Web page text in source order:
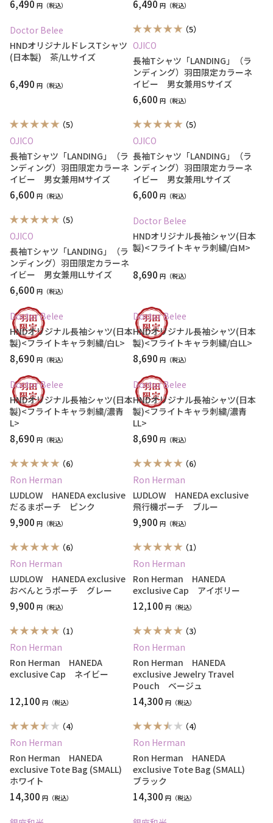
6,490 円 6,490 円
Doctor Belee
HNDオリジナルドレスTシャツ
(日本製) 茶/LLサイズ
6,490 円
（5）
OJICO
長袖Tシャツ「LANDING」（ラ
ンディング）羽田限定カラーネ
イビー 男女兼用Sサイズ
6,600 円
（5）
OJICO
長袖Tシャツ「LANDING」（ラ
ンディング）羽田限定カラーネ
イビー 男女兼用Mサイズ
6,600 円
（5）
OJICO
長袖Tシャツ「LANDING」（ラ
ンディング）羽田限定カラーネ
イビー 男女兼用Lサイズ
6,600 円
（5）
OJICO
長袖Tシャツ「LANDING」（ラ
ンディング）羽田限定カラーネ
イビー 男女兼用LLサイズ
6,600 円
Doctor Belee
HNDオリジナル長袖シャツ(日本
製)<フライトキャラ刺繍/白M>
8,690 円
Doctor Belee
HNDオリジナル長袖シャツ(日本
製)<フライトキャラ刺繍/白L>
8,690 円
Doctor Belee
HNDオリジナル長袖シャツ(日本
製)<フライトキャラ刺繍/白LL>
8,690 円
Doctor Belee
HNDオリジナル長袖シャツ(日本
製)<フライトキャラ刺繍/濃青
L>
8,690 円
Doctor Belee
HNDオリジナル長袖シャツ(日本
製)<フライトキャラ刺繍/濃青
LL>
8,690 円
（6）
Ron Herman
LUDLOW HANEDA exclusive
だるまポーチ ピンク
9,900 円
（6）
Ron Herman
LUDLOW HANEDA exclusive
飛行機ポーチ ブルー
9,900 円
（6）
Ron Herman
LUDLOW HANEDA exclusive
おべんとうポーチ グレー
9,900 円
（1）
Ron Herman
Ron Herman HANEDA
exclusive Cap アイボリー
12,100 円
（1）
Ron Herman
Ron Herman HANEDA
exclusive Cap ネイビー
12,100 円
（3）
Ron Herman
Ron Herman HANEDA
exclusive Jewelry Travel
Pouch ベージュ
14,300 円
（4）
Ron Herman
Ron Herman HANEDA
exclusive Tote Bag (SMALL)
ホワイト
14,300 円
（4）
Ron Herman
Ron Herman HANEDA
exclusive Tote Bag (SMALL)
ブラック
14,300 円